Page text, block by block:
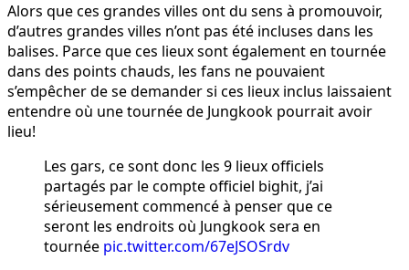
Alors que ces grandes villes ont du sens à promouvoir,
d’autres grandes villes n’ont pas été incluses dans les
balises. Parce que ces lieux sont également en tournée
dans des points chauds, les fans ne pouvaient
s’empêcher de se demander si ces lieux inclus laissaient
entendre où une tournée de Jungkook pourrait avoir
lieu!
Les gars, ce sont donc les 9 lieux officiels
partagés par le compte officiel bighit, j’ai
sérieusement commencé à penser que ce
seront les endroits où Jungkook sera en
tournée pic.twitter.com/67eJSOSrdv